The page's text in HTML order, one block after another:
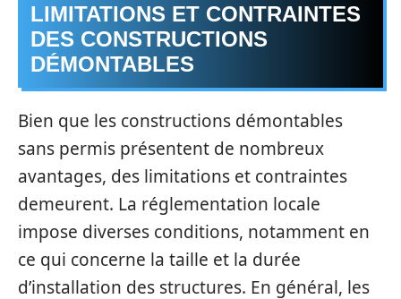
LIMITATIONS ET CONTRAINTES
DES CONSTRUCTIONS
DÉMONTABLES
Bien que les constructions démontables
sans permis présentent de nombreux
avantages, des limitations et contraintes
demeurent. La réglementation locale
impose diverses conditions, notamment en
ce qui concerne la taille et la durée
d’installation des structures. En général, les